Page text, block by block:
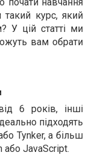
такий курс, який
У цій статті ми
вам обрати
6 років, інші
підходять
Tynker, а більш
або JavaScript.